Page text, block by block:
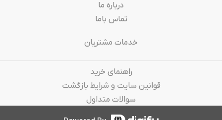
درباره‌ ما
تماس باما
خدمات مشتریان
راهنمای خرید
قوانین سایت و شرایط بازگشت
سوالات متداول